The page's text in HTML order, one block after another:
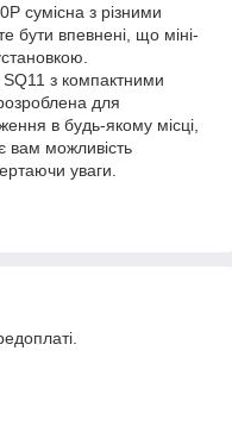
сумісна з різними
бути впевнені, що міні-
з компактними
для
в будь-якому місці,
вам можливість
уваги.